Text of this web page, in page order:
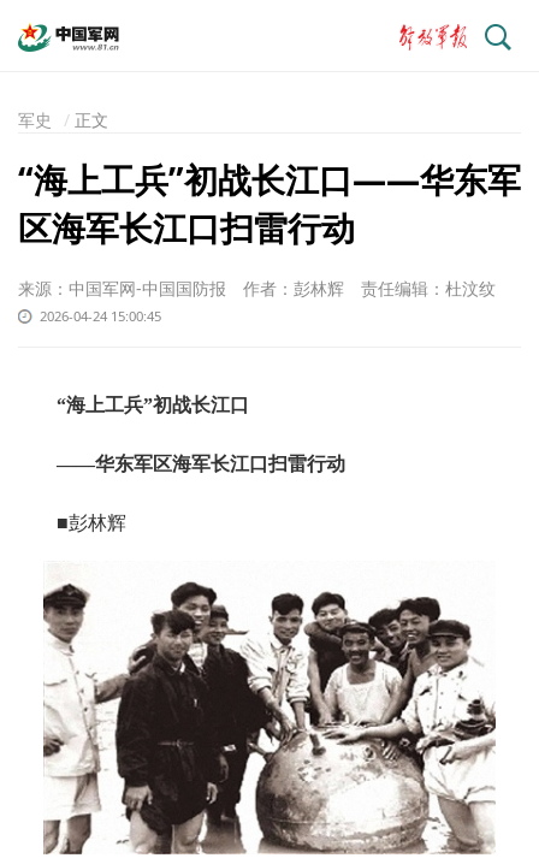
搜
索
军史 正文
“海上工兵”初战长江口——华东军
区海军长江口扫雷行动
来源：中国军网-中国国防报 作者：彭林辉 责任编辑：杜汶纹
2026-04-24 15:00:45
“海上工兵”初战长江口
——华东军区海军长江口扫雷行动
■彭林辉